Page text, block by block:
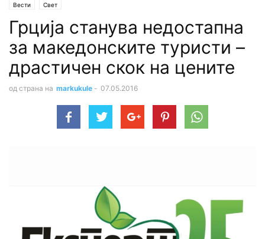
Вести Свет
Грција станува недостапна
за македонските туристи –
драстичен скок на цените
од страна на markukule - 07.05.2016